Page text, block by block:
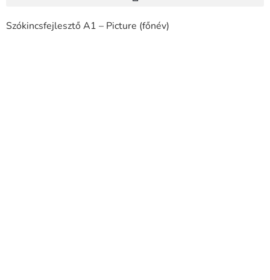
Szókincsfejlesztő A1 – Picture (főnév)